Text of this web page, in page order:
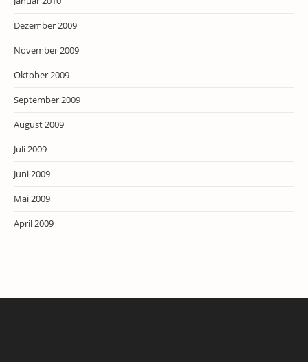
Dezember 2009
November 2009
Oktober 2009
September 2009
August 2009
Juli 2009
Juni 2009
Mai 2009
April 2009